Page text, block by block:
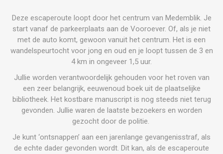
Deze escaperoute loopt door het centrum van Medemblik. Je
start vanaf de parkeerplaats aan de Vooroever. Of, als je niet
met de auto komt, gewoon vanuit het centrum. Het is een
wandelspeurtocht voor jong en oud en je loopt tussen de 3 en
4 km in ongeveer 1,5 uur.
Jullie worden verantwoordelijk gehouden voor het roven van
een zeer belangrijk, eeuwenoud boek uit de plaatselijke
bibliotheek. Het kostbare manuscript is nog steeds niet terug
gevonden. Jullie waren de laatste bezoekers en worden
gezocht door de politie.
Je kunt ‘ontsnappen’ aan een jarenlange gevangenisstraf, als
de echte dader gevonden wordt. Dit kan, als de escaperoute